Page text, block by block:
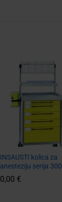
INSAUSTI kolica za
anesteziju serija 300
0,00 €